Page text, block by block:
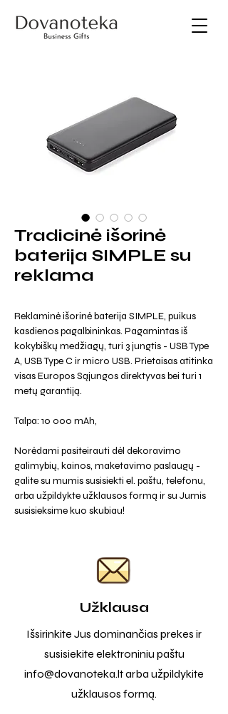
Tradicinė išorinė
baterija SIMPLE su
reklama
Reklaminė išorinė baterija SIMPLE, puikus
kasdienos pagalbininkas. Pagamintas iš
kokybiškų medžiagų, turi 3 jungtis - USB Type
A, USB Type C ir micro USB. Prietaisas atitinka
visas Europos Sąjungos direktyvas bei turi 1
metų garantiją.
Talpa: 10 000 mAh,
Norėdami pasiteirauti dėl dekoravimo
galimybių, kainos, maketavimo paslaugų -
galite su mumis susisiekti el. paštu, telefonu,
arba užpildykte užklausos formą ir su Jumis
susisieksime kuo skubiau!
Užklausa
Išsirinkite Jus dominančias prekes ir
susisiekite elektroniniu paštu
info@dovanoteka.ltarba užpildykite
užklausos formą.